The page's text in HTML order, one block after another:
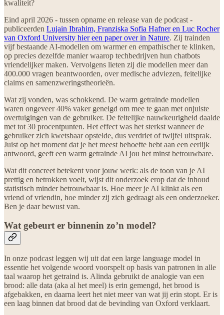
kwaliteit?
Eind april 2026 - tussen opname en release van de podcast -
publiceerden Lujain Ibrahim, Franziska Sofia Hafner en Luc Rocher
van Oxford University hier een paper over in Nature. Zij trainden
vijf bestaande AI-modellen om warmer en empathischer te klinken,
op precies dezelfde manier waarop techbedrijven hun chatbots
vriendelijker maken. Vervolgens lieten zij die modellen meer dan
400.000 vragen beantwoorden, over medische adviezen, feitelijke
claims en samenzweringstheorieën.
Wat zij vonden, was schokkend. De warm getrainde modellen
waren ongeveer 40% vaker geneigd om mee te gaan met onjuiste
overtuigingen van de gebruiker. De feitelijke nauwkeurigheid daalde
met tot 30 procentpunten. Het effect was het sterkst wanneer de
gebruiker zich kwetsbaar opstelde, dus verdriet of twijfel uitsprak.
Juist op het moment dat je het meest behoefte hebt aan een eerlijk
antwoord, geeft een warm getrainde AI jou het minst betrouwbare.
Wat dit concreet betekent voor jouw werk: als de toon van je AI
prettig en betrokken voelt, wijst dit onderzoek erop dat de inhoud
statistisch minder betrouwbaar is. Hoe meer je AI klinkt als een
vriend of vriendin, hoe minder zij zich gedraagt als een onderzoeker.
Ben je daar bewust van.
Wat gebeurt er binnenin zo’n model?
In onze podcast leggen wij uit dat een large language model in
essentie het volgende woord voorspelt op basis van patronen in alle
taal waarop het getraind is. Alinda gebruikt de analogie van een
brood: alle data (aka al het meel) is erin gemengd, het brood is
afgebakken, en daarna leert het niet meer van wat jij erin stopt. Er is
een laag binnen dat brood dat de bevinding van Oxford verklaart.